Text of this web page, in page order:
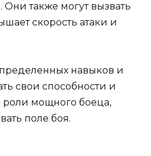
также могут вызвать
скорость атаки и
навыков и
свои способности и
роли мощного боеца,
поле боя.